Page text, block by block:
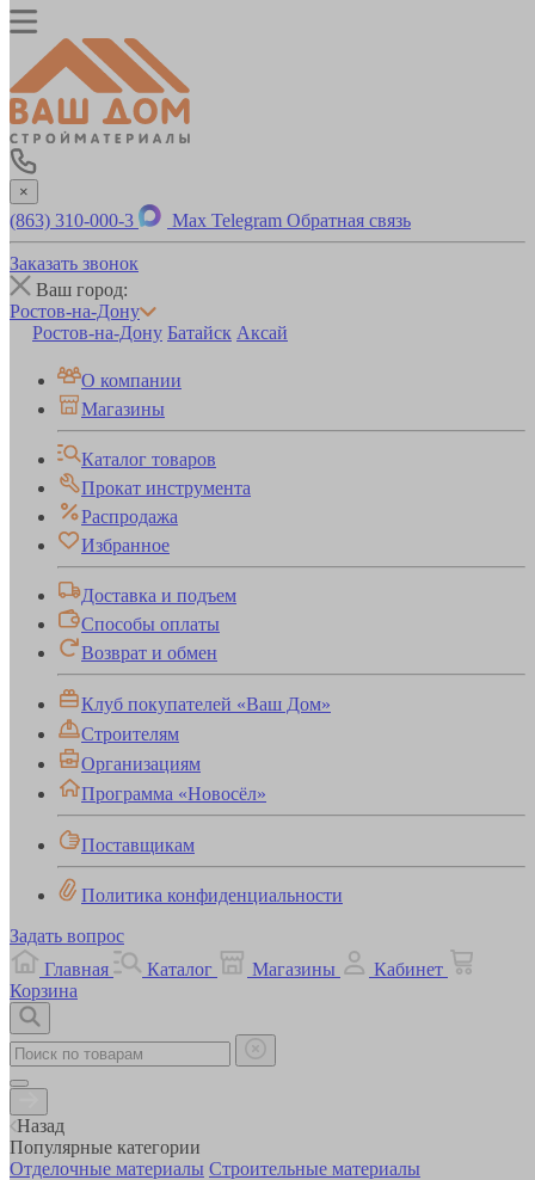
×
(863) 310-000-3 Max Telegram Обратная связь
Заказать звонок
Ваш город:
Ростов-на-Дону
Ростов-на-Дону Батайск Аксай
О компании
Магазины
Каталог товаров
Прокат инструмента
Распродажа
Избранное
Доставка и подъем
Способы оплаты
Возврат и обмен
Клуб покупателей «Ваш Дом»
Строителям
Организациям
Программа «Новосёл»
Поставщикам
Политика конфиденциальности
Задать вопрос
Главная
Каталог Магазины
Кабинет
Корзина
Назад
Популярные категории
Отделочные материалы Строительные материалы